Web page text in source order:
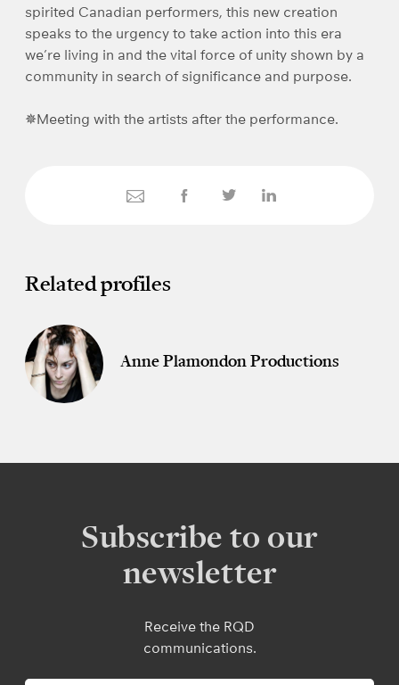
spirited Canadian performers, this new creation
speaks to the urgency to take action into this era
we’re living in and the vital force of unity shown by a
community in search of significance and purpose.
✵Meeting with the artists after the performance.
Related profiles
Anne Plamondon Productions
Subscribe to our
newsletter
Receive the RQD
communications.